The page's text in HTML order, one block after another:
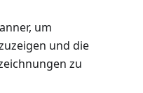
um
und die
zu